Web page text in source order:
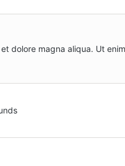
dolore magna aliqua. Ut